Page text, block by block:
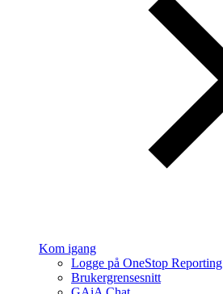
Kom igang
Logge på OneStop Reporting
Brukergrensesnitt